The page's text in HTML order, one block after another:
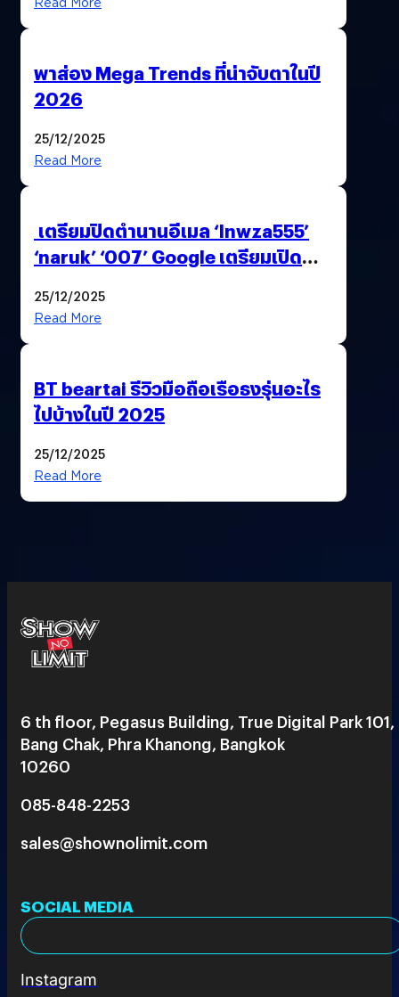
พาส่อง Mega Trends ที่น่าจับตาในปี
2026
25/12/2025
Read More
เตรียมปิดตำนานอีเมล ‘lnwza555’
‘naruk’ ‘007’ Google เตรียมเปิด
25/12/2025
Read More
BT beartai รีวิวมือถือเรือธงรุ่นอะไร
ไปบ้างในปี 2025
25/12/2025
Read More
6 th floor, Pegasus Building, True Digital Park 101,
Bang Chak, Phra Khanong, Bangkok
10260
085-848-2253
sales@shownolimit.com
SOCIAL MEDIA
Instagram